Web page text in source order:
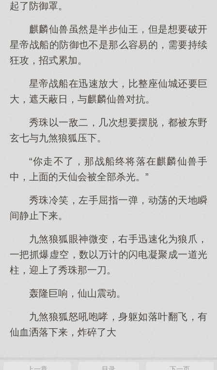
起了防御罩。
麒麟仙兽虽然是半步仙王，但是想要破开
星帝战船的防御也不是那么容易的，需要持续
狂攻，招式累加。
星帝战船在迅速放大，比整座仙城还要巨
大，遮天蔽日，与麒麟仙兽对抗。
秀珠以一敌二，几次想要摆脱，都被东野
玄七与九煞狼狐压下。
“你走不了，那战船终将落在麒麟仙兽手
中，上面的天仙会被全部杀光。”
秀珠冷笑，左手屈指一弹，动荡的天地瞬
间静止下来。
九煞狼狐眼神微变，右手迅速化为狼爪，
一把抓爆虚空，数以万计的闪电凝聚成一道光
柱，迎上了秀珠那一刀。
轰隆巨响，仙山震动。
九煞狼狐怒吼咆哮，身躯如落叶翻飞，有
仙血洒落下来，炸碎了大